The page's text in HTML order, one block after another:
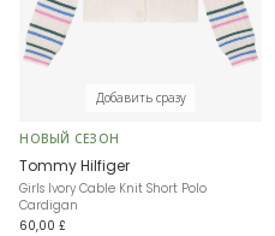
Добавить сразу
НОВЫЙ СЕЗОН
Tommy Hilfiger
Girls Ivory Cable Knit Short Polo
Cardigan
60,00 £